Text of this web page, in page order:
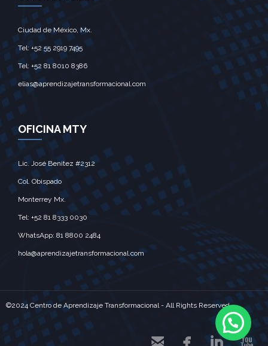
Ciudad de México, Mx.‎
Tel: +52 55 2919 7495‎
Tel: +52 81 8010 8386
elias@aprendizajetransformacional.com
OFICINA MTY
Lic. José Benitez #2312
Col. Obispado
Monterrey Mx.‎
Tel: +52 81 8333 0030
WhatsApp: 81 8800 2484
hola@aprendizajetransformacional.com
©2024 Centro de Aprendizaje Transformacional - All Rights Reserved